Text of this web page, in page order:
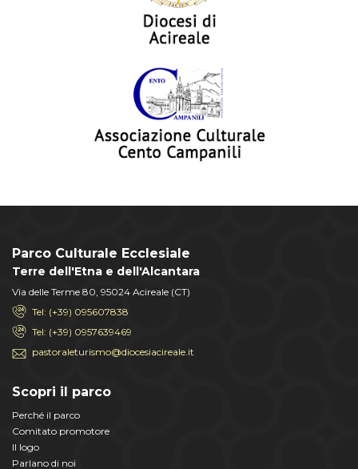
Parco Culturale Ecclesiale
Terre dell'Etna e dell'Alcantara
Via delle Terme 80, 95024 Acireale (CT)
Tel: (+39) 095607838
Tel: (+39) 0957639469
pastoraleturismo@diocesiacireale.it
Scopri il parco
Perché il parco
Comitato promotore
Il logo
Parlano di noi